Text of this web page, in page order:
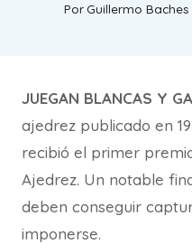
PorGuillermo Baches
JUEGAN BLANCAS Y
ajedrez publicado en
recibió el primer
Ajedrez. Un notable
deben conseguir
imponerse.